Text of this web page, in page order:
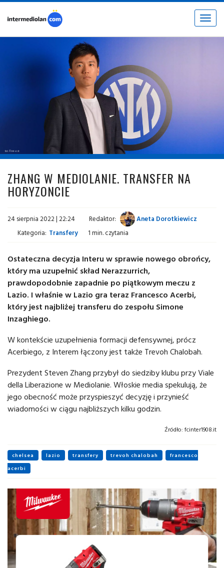
Toggle
fot. © inter.it
ZHANG W MEDIOLANIE. TRANSFER NA
HORYZONCIE
24 sierpnia 2022 | 22:24 Redaktor:
Aneta Dorotkiewicz
Kategoria: Transfery 1 min. czytania
Ostateczna decyzja Interu w sprawie nowego obrońcy,
który ma uzupełnić skład Nerazzurrich,
prawdopodobnie zapadnie po piątkowym meczu z
Lazio. I właśnie w Lazio gra teraz Francesco Acerbi,
który jest najbliżej transferu do zespołu Simone
Inzaghiego.
W kontekście uzupełnienia formacji defensywnej, prócz
Acerbiego, z Interem łączony jest także Trevoh Chalobah.
Prezydent Steven Zhang przybył do siedziby klubu przy Viale
della Liberazione w Mediolanie. Włoskie media spekulują, że
jego obecność może przyspieszyć decyzję i przynieść
wiadomości w ciągu najbliższych kilku godzin.
Źródło: fcinter1908.it
chelsea lazio transfery trevoh chalobah
francesco
acerbi